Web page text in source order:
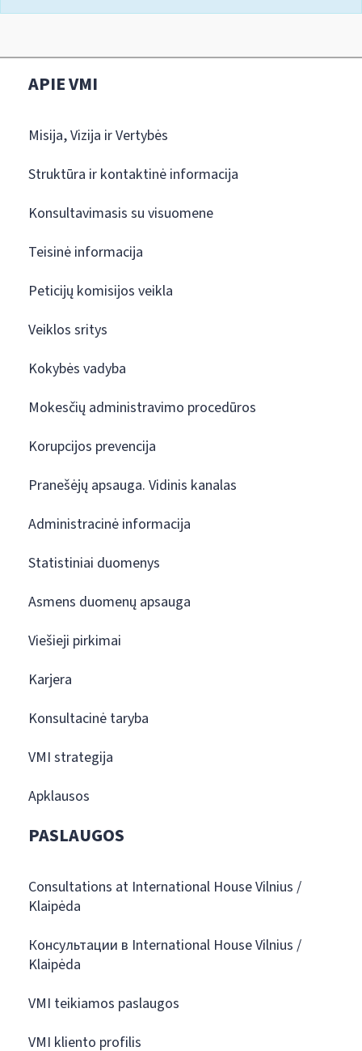
APIE VMI
Misija, Vizija ir Vertybės
Struktūra ir kontaktinė informacija
Konsultavimasis su visuomene
Teisinė informacija
Peticijų komisijos veikla
Veiklos sritys
Kokybės vadyba
Mokesčių administravimo procedūros
Korupcijos prevencija
Pranešėjų apsauga. Vidinis kanalas
Administracinė informacija
Statistiniai duomenys
Asmens duomenų apsauga
Viešieji pirkimai
Karjera
Konsultacinė taryba
VMI strategija
Apklausos
PASLAUGOS
Consultations at International House Vilnius /
Klaipėda
Консультации в International House Vilnius /
Klaipėda
VMI teikiamos paslaugos
VMI kliento profilis